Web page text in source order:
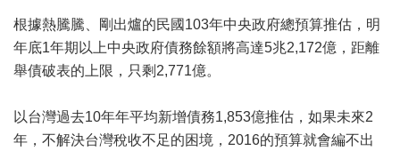
根據熱騰騰、剛出爐的民國103年中央政府總預算推估，明
年底1年期以上中央政府債務餘額將高達5兆2,172億，距離
舉債破表的上限，只剩2,771億。
以台灣過去10年年平均新增債務1,853億推估，如果未來2
年，不解決台灣稅收不足的困境，2016的預算就會編不出